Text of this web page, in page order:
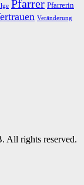
Pfarrer Pfarrerin
Veränderung
All rights reserved.